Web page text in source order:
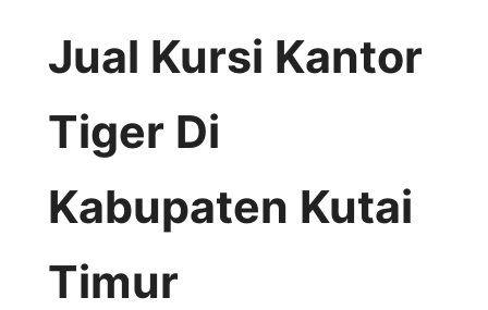
Jual Kursi Kantor
Tiger Di
Kabupaten Kutai
Timur